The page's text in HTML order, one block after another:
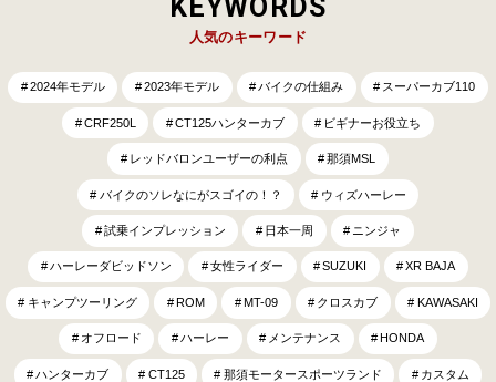
KEYWORDS
人気のキーワード
2024年モデル 2023年モデル バイクの仕組み スーパーカブ110
CRF250L CT125ハンターカブ ビギナーお役立ち
レッドバロンユーザーの利点 那須MSL
バイクのソレなにがスゴイの！？ ウィズハーレー
試乗インプレッション 日本一周 ニンジャ
ハーレーダビッドソン 女性ライダー SUZUKI XR BAJA
キャンプツーリング ROM MT-09 クロスカブ KAWASAKI
オフロード ハーレー メンテナンス HONDA
ハンターカブ CT125 那須モータースポーツランド カスタム